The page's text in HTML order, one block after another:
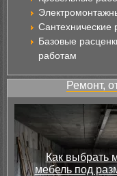
Сантехнические
Базовые
работам
Ремонт,
Как выбрать
мебель под